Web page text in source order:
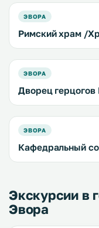
ЭВОРА
Римский храм /
ЭВОРА
Дворец герцогов
ЭВОРА
Кафедральный
Экскурсии в
Эвора